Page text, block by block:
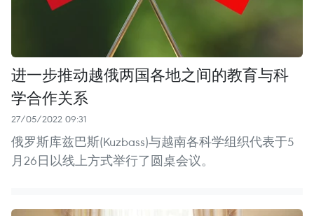
进一步推动越俄两国各地之间的教育与科
学合作关系
27/05/2022 09:31
俄罗斯库兹巴斯(Kuzbass)与越南各科学组织代表于5
月26日以线上方式举行了圆桌会议。